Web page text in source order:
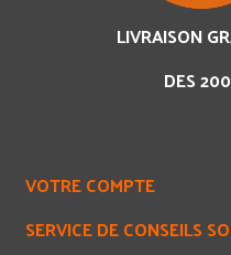
LIVRAISON
DES
VOTRE COMPTE
SERVICE DE CONSEILS